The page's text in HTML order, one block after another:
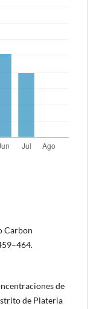
Carbon
de
de Plateria